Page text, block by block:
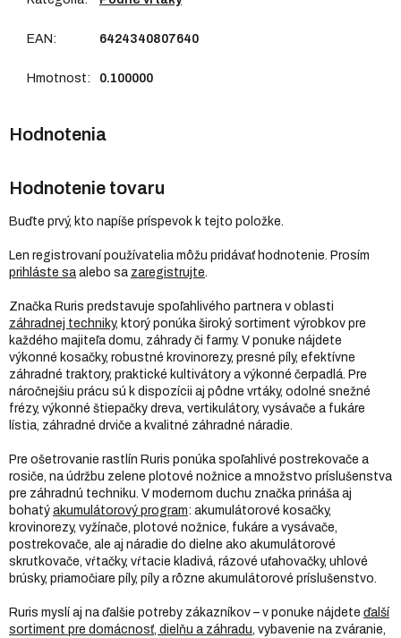
EAN : 6424340807640
Hmotnost: 0.100000
Hodnotenie tovaru
Buďte prvý, kto napíše príspevok k tejto položke.
Len registrovaní používatelia môžu pridávať hodnotenie. Prosím
prihláste sa alebo sa zaregistrujte
Značka Ruris predstavuje spoľahlivého partnera v oblasti
záhradnej techniky, ktorý ponúka široký sortiment výrobkov pre
každého majiteľa domu, záhrady či farmy. V ponuke nájdete
výkonné kosačky, robustné krovinorezy, presné píly, efektívne
záhradné traktory, praktické kultivátory a výkonné čerpadlá. Pre
náročnejšiu prácu sú k dispozícii aj pôdne vrtáky, odolné snežné
frézy, výkonné štiepačky dreva, vertikulátory, vysávače a fukáre
lístia, záhradné drviče a kvalitné záhradné náradie.
Pre ošetrovanie rastlín Ruris ponúka spoľahlivé postrekovače a
rosiče, na údržbu zelene plotové nožnice a množstvo príslušenstva
pre záhradnú techniku. V modernom duchu značka prináša aj
bohatý akumulátorový program: akumulátorové kosačky,
krovinorezy, vyžínače, plotové nožnice, fukáre a vysávače,
postrekovače, ale aj náradie do dielne ako akumulátorové
skrutkovače, vŕtačky, vŕtacie kladivá, rázové uťahovačky, uhlové
brúsky, priamočiare píly, píly a rôzne akumulátorové príslušenstvo.
Ruris myslí aj na ďalšie potreby zákazníkov – v ponuke nájdete ďalší
sortiment pre domácnosť, dielňu a záhradu , vybavenie na zváranie,